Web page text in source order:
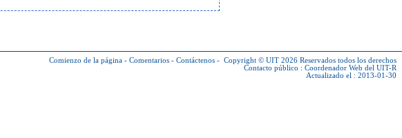
Comienzo de la página - Comentarios - Contáctenos - Copyright © UIT 2026 Reservados todos los derechos
Contacto público : Coordenador Web del UIT-R
Actualizado el : 2013-01-30